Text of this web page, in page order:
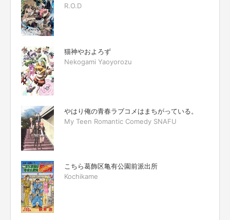
R.O.D
猫神やおよろず
Nekogami Yaoyorozu
やはり俺の青春ラブコメはまちがっている。
My Teen Romantic Comedy SNAFU
こちら葛飾区亀有公園前派出所
Kochikame